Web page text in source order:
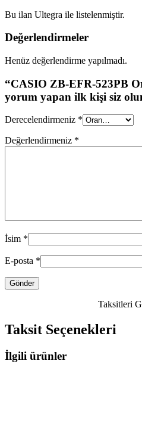
Bu ilan Ultegra ile listelenmiştir.
Değerlendirmeler
Henüz değerlendirme yapılmadı.
“CASIO ZB-EFR-523PB
yorum yapan ilk kişi siz
Derecelendirmeniz *
Değerlendirmeniz *
İsim *
E-posta *
Taksitleri
Taksit Seçenekleri
İlgili ürünler